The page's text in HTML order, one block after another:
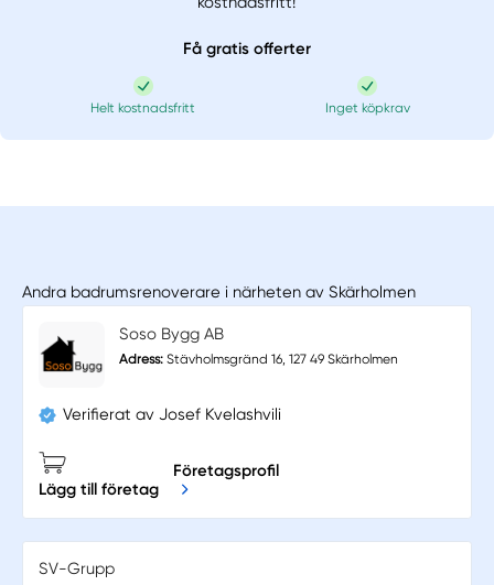
Få gratis offerter
Helt kostnadsfritt Inget köpkrav
Andra badrumsrenoverare i närheten av Skärholmen
Soso Bygg AB
Adress: Stävholmsgränd 16, 127 49 Skärholmen
Verifierat av Josef Kvelashvili
Lägg till företag
Företagsprofil
SV-Grupp